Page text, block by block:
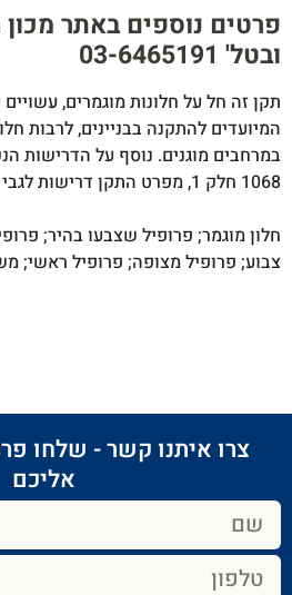
פרטים נוספים באתר
ובטל' 03-6465191​
תקן זה חל על חלונות מוגמרים, עשויים
המיועדים להתקנה בבניינים, לרבות
במרחבים מוגנים. נוסף על הדרישות
1068 חלק 1, מפרט התקן דרישות לגבי טיב רכיבי החלון.
חלון מוגמר; פרופיל שצבעו בהיר;
צבוע; פרופיל מצופה; פרופיל ראשי;
צרו איתנו קשר - שלחו
אליכם​